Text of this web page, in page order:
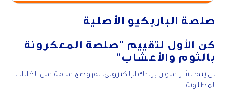
صلصة الباربكيو الأصلية
كن الأول لتقييم "صلصة المعكرونة
بالثوم والأعشاب"
لن يتم نشر عنوان بريدك الإلكتروني. تم وضع علامة على الخانات
المطلوبة